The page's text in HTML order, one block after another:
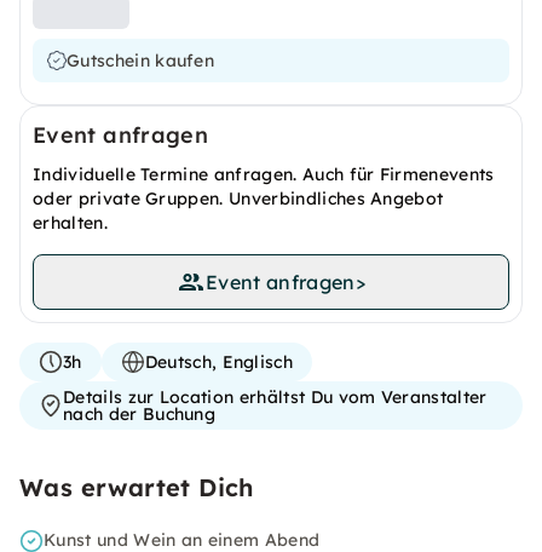
Gutschein kaufen
Event anfragen
Individuelle Termine anfragen. Auch für Firmenevents
oder private Gruppen. Unverbindliches Angebot
erhalten.
Event anfragen>
3h
Deutsch, Englisch
Details zur Location erhältst Du vom Veranstalter
nach der Buchung
Was erwartet Dich
Kunst und Wein an einem Abend